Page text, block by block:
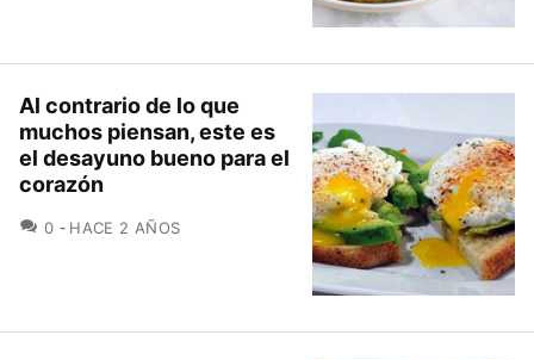
Al contrario de lo que
muchos piensan, este es
el desayuno bueno para el
corazón
0 COMENTARIOS
HACE 2 AÑOS